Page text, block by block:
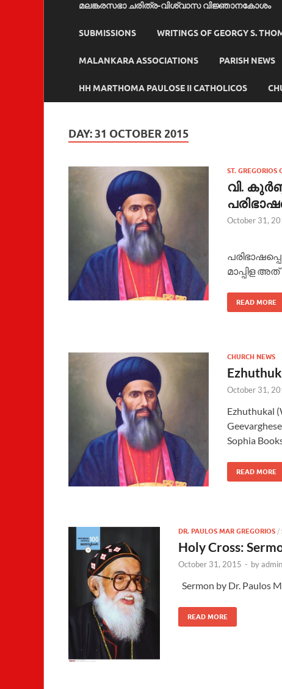
മലങ്കരസഭാ ചരിത്ര-വിശ്വാസ വിജ്ഞാനകോശം
SUBMISSIONS WRITINGS OF GEORGY S.
MALANKARA ASSOCIATIONS PARISH NEWS
HH MARTHOMA PAULOSE II CATHOLICOS
DAY:31 OCTOBER 2015
ST. GREGORIOS
വി.
October 31,
വി.
മാപ്പിള അത്‌
READ MORE
CHURCH NEWS
October 31,
Ezhuthukal
Sophia
READ MORE
DR. PAULOS MAR GREGORIOS /
Holy Cross:
October 31, 2015 - byadmin
Sermon by Dr. Paulos
READ MORE